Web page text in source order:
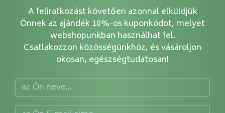
A feliratkozást követően azonnal elküldjük
Önnek az ajándék 10%-os kuponkódot, melyet
webshopunkban használhat fel.
Csatlakozzon közösségünkhöz, és vásároljon
okosan, egészségtudatosan!